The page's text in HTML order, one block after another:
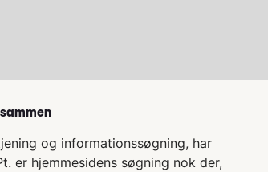
og informationssøgning, har
er hjemmesidens søgning nok der,